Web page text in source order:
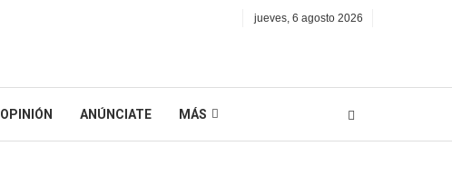
jueves, 6 agosto 2026
OPINIÓN ANÚNCIATE MÁS